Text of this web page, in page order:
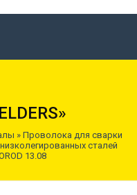
» Проволока для сварки
сталей
13.08